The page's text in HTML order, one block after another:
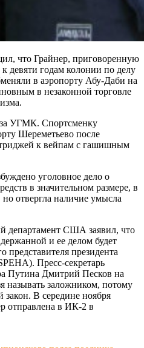
что Грайнер, приговоренную
девяти годам колонии по делу
в аэропорту Абу-Даби на
в незаконной торговле
за УГМК. Спортсменку
Шереметьево после
к вейпам с гашишным
уголовное дело о
в значительном размере, в
отвергла наличие умысла
департамент США заявил, что
и ее делом будет
представителя президента
Пресс-секретарь
Путина Дмитрий Песков на
называть заложником, потому
В середине ноября
отправлена в ИК-2 в